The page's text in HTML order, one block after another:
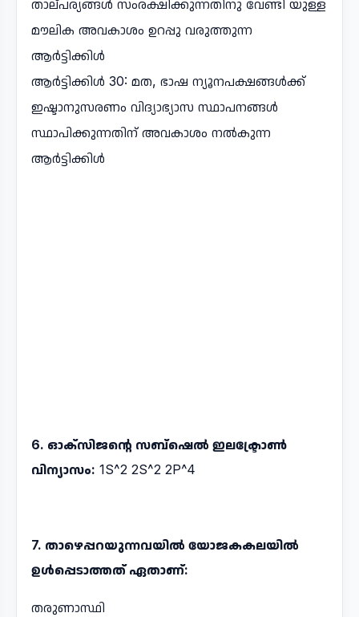
താല്പര്യങ്ങൾ സംരക്ഷിക്കുന്നതിനു വേണ്ടി യുള്ള
മൗലിക അവകാശം ഉറപ്പു വരുത്തുന്ന
ആർട്ടിക്കിൾ
ആർട്ടിക്കിൾ 30: മത, ഭാഷ ന്യൂനപക്ഷങ്ങൾക്ക്
ഇഷ്ടാനുസരണം വിദ്യാഭ്യാസ സ്ഥാപനങ്ങൾ
സ്ഥാപിക്കുന്നതിന് അവകാശം നൽകുന്ന
ആർട്ടിക്കിൾ
6. ഓക്സിജന്റെ സബ്ഷെൽ ഇലക്ട്രോൺ
വിന്യാസം: 1S^2 2S^2 2P^4
7. താഴെപ്പറയുന്നവയിൽ യോജകകലയിൽ
ഉൾപ്പെടാത്തത് ഏതാണ്:
തരുണാസ്ഥി